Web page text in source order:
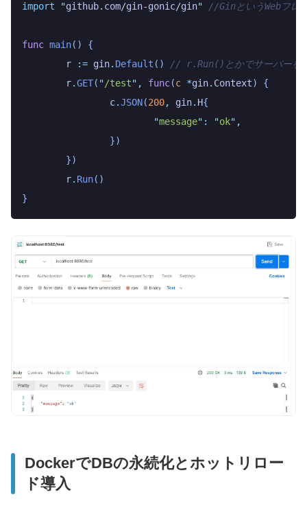
import "github.com/gin-gonic/gin" //GinというWebフレ
func main()
{
	r
:= gin. Default ()
// r.Run()とかでサーバーを
	r
.GET( "/test" , func(c *gin. Context)
{
		c
.JSON(200, gin. H{
			"
message" : "ok" ,
		})
	})
	r
. Run()
}
DockerでDBの永続化とホットリロー
ド導入